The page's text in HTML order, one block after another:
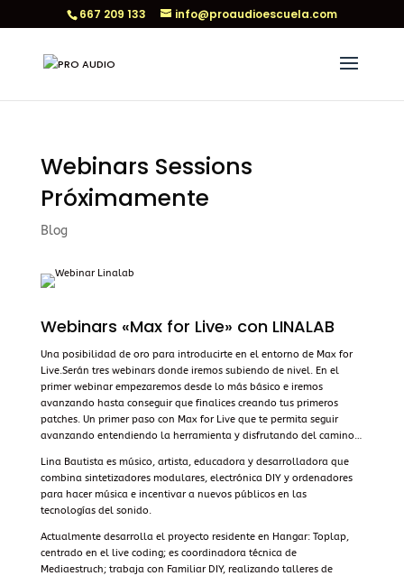
667 209 133 info@proaudioescuela.com
Webinars Sessions
Próximamente
Blog
Webinars «Max for Live» con LINALAB
Una posibilidad de oro para introducirte en el entorno de Max for
Live.Serán tres webinars donde iremos subiendo de nivel. En el
primer webinar empezaremos desde lo más básico e iremos
avanzando hasta conseguir que finalices creando tus primeros
patches. Un primer paso con Max for Live que te permita seguir
avanzando entendiendo la herramienta y disfrutando del camino…
Lina Bautista es músico, artista, educadora y desarrolladora que
combina sintetizadores modulares, electrónica DIY y ordenadores
para hacer música e incentivar a nuevos públicos en las
tecnologías del sonido.
Actualmente desarrolla el proyecto residente en Hangar: Toplap,
centrado en el live coding; es coordinadora técnica de
Mediaestruch; trabaja con Familiar DIY, realizando talleres de